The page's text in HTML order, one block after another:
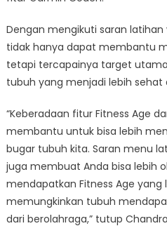
Dengan mengikuti saran latihan
tidak hanya dapat membantu
tetapi tercapainya target
tubuh yang menjadi lebih sehat
“Keberadaan fitur Fitness Age
membantu untuk bisa lebih
bugar tubuh kita. Saran menu
juga membuat Anda bisa lebih
mendapatkan Fitness Age yang
memungkinkan tubuh
dari berolahraga,” tutup